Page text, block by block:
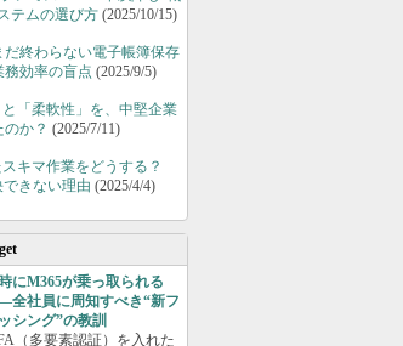
テムの選び方 (2025/10/15)
だ終わらない電子帳簿保存
効率の盲点 (2025/9/5)
と「柔軟性」を、中堅企業
か？ (2025/7/11)
スキマ作業をどうする？
きない理由 (2025/4/4)
にM365が乗っ取られる
社員に周知すべき“新フ
シング”の教訓
（多要素認証）を入れた